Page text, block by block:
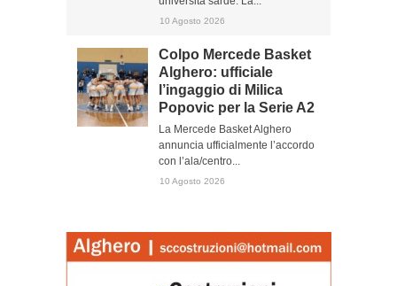
10 Agosto 2026
Colpo Mercede Basket
Alghero: ufficiale
l’ingaggio di Milica
Popovic per la Serie A2
La Mercede Basket Alghero
annuncia ufficialmente l’accordo
con l’ala/centro...
10 Agosto 2026